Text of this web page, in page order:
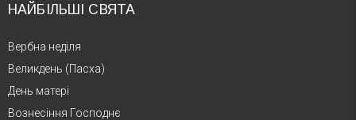
НАЙБІЛЬШІ СВЯТА
Вербна неділя
Великдень (Пасха)
День матері
Вознесіння Господнє